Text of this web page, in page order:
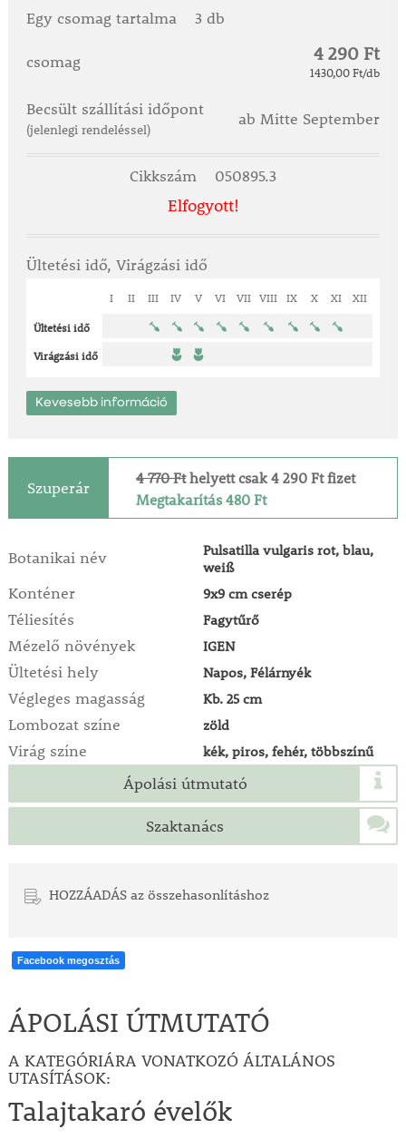
Egy csomag tartalma 3 db
csomag 4 290 Ft
1430,00 Ft/db
Becsült szállítási időpont
(jelenlegi rendeléssel)
ab Mitte September
Cikkszám 050895.3
Elfogyott!
Ültetési idő, Virágzási idő
I II III IV V VI VII VIII IX X XI XII
Ültetési idő
Virágzási idő
Kevesebb információ
Szuperár
4 770 Fthelyett csak 4 290 Ft fizet
Megtakarítás 480 Ft
Botanikai név
Pulsatilla vulgaris rot, blau,
weiß
Konténer 9x9 cm cserép
Téliesítés Fagytűrő
Mézelő növények IGEN
Ültetési hely Napos, Félárnyék
Végleges magasság Kb. 25 cm
Lombozat színe zöld
Virág színe kék, piros, fehér, többszínű
Ápolási útmutató
Szaktanács
HOZZÁADÁS az összehasonlításhoz
Facebook megosztás
ÁPOLÁSI ÚTMUTATÓ
A KATEGÓRIÁRA VONATKOZÓ ÁLTALÁNOS
UTASÍTÁSOK:
Talajtakaró évelők